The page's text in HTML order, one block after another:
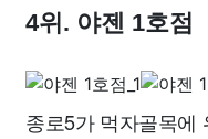
4위. 야젠 1호점
종로5가 먹자골목에